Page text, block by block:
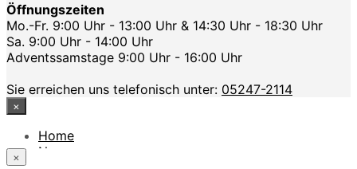
Öffnungszeiten
Mo.-Fr. 9:00 Uhr - 13:00 Uhr & 14:30 Uhr - 18:30 Uhr
Sa. 9:00 Uhr - 14:00 Uhr
Adventssamstage 9:00 Uhr - 16:00 Uhr
Sie erreichen uns telefonisch unter: 05247-2114
×
Home
News
×